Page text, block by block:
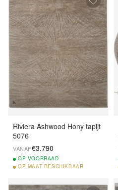
Riviera Ashwood Hony tapijt
5076
VANAF€3.790
OP VOORRAAD
OP MAAT BESCHIKBAAR